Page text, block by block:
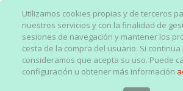
Utilizamos cookies propias y de terceros
nuestros servicios y con la finalidad de
sesiones de navegación y mantener los
cesta de la compra del usuario. Si
consideramos que acepta su uso. Puede
configuración u obtener más información